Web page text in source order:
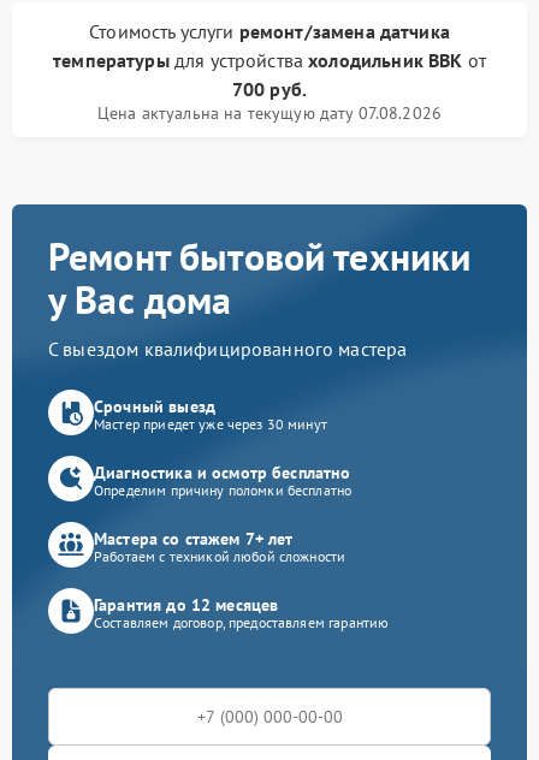
Стоимость услуги ремонт/замена датчика
температурыдля устройствахолодильник BBK от
700 руб.
Цена актуальна на текущую дату 07.08.2026
Ремонт бытовой техники
у Вас дома
С выездом квалифицированного мастера
Срочный выезд
Мастер приедет уже через 30 минут
Диагностика и осмотр бесплатно
Определим причину поломки бесплатно
Мастера со стажем 7+ лет
Работаем с техникой любой сложности
Гарантия до 12 месяцев
Составляем договор, предоставляем гарантию